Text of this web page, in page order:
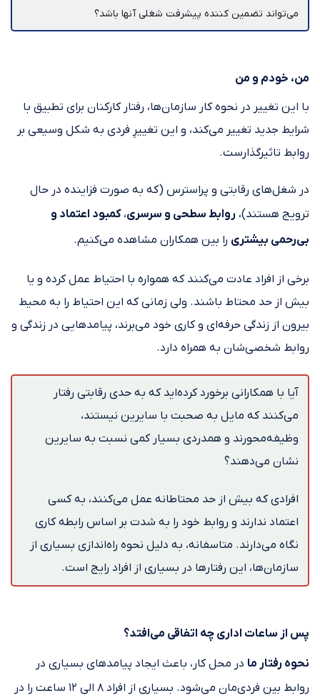
می‌تواند تضمین کننده پیشرفت شغلی آنها باشد؟
من، خودم و من
با این تغییر در نحوه کار سازمان‌ها، رفتار کارکنان برای تطبیق با
شرایط جدید تغییر می‌کند، و این تغییرِ فردی به شکل وسیعی بر
روابط تاثیرگذارست.
در شغل‌های رقابتی و پراسترس (که به صورت فزاینده در حال
ترویج هستند)، روابط سطحی و سرسری،کمبود اعتماد و
بی‌رحمی بیشتری را بین همکاران مشاهده می‌کنیم.
برخی از افراد عادت می‌کنند که همواره با احتیاط عمل کرده و یا
بیش از حد محتاط باشند. ولی زمانی که این احتیاط را به محیط
بیرون از زندگی حرفه‌ای و کاری خود می‌برند، پیامدهایی در زندگی و
روابط شخصی‌شان به همراه دارد.
آیا با همکارانی برخورد کرده‌اید که به حدی رقابتی رفتار
می‌کنند که مایل به صحبت با سایرین نیستند،
وظیفه‌محورند و همدردی بسیار کمی نسبت به سایرین
نشان می‌دهند؟
افرادی که بیش از حد محتاطانه عمل می‌کنند، به کسی
اعتماد ندارند و روابط خود را به شدت بر اساس رابطه کاری
نگاه می‌دارند. متاسفانه، به دلیل نحوه راه‌اندازی بسیاری از
سازمان‌ها، این رفتارها در بسیاری از افراد رایج است.
پس از ساعات اداری چه اتفاقی می‌افتد؟
نحوه رفتار ما در محل کار، باعث ایجاد پیامدهای بسیاری در
روابط بین فردی‌مان می‌شود. بسیاری از افراد ۸ الی ۱۲ ساعت را در